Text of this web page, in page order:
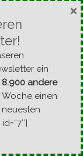
ist nicht
das
aus den
die
anspruch
ein
8.900 andere
Woche einen
×